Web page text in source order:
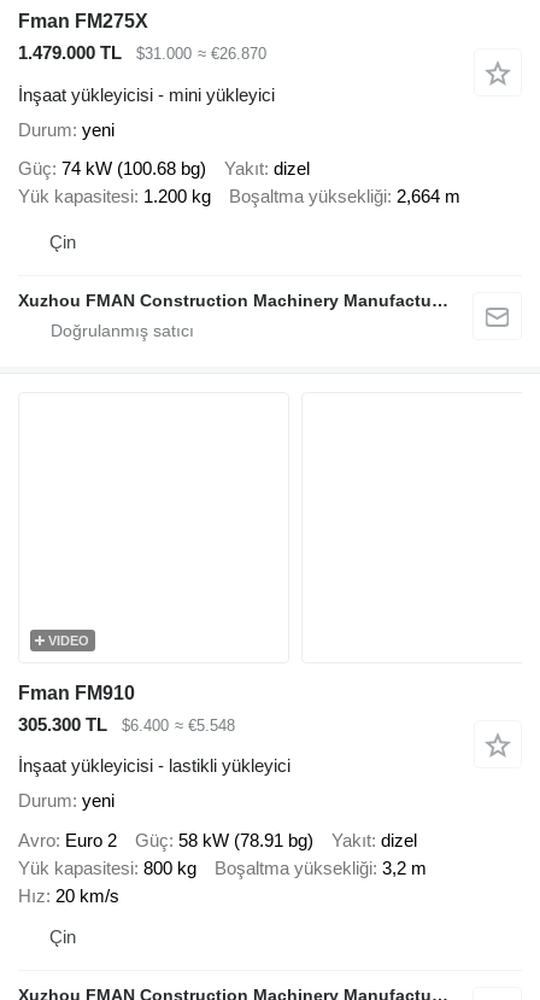
Fman FM275X
1.479.000 TL
$31.000 ≈ €26.870
İnşaat yükleyicisi - mini yükleyici
Durum yeni
Güç 74 kW (100.68 bg) Yakıt dizel
Yük kapasitesi 1.200 kg Boşaltma yüksekliği 2,664 m
Çin
Xuzhou FMAN Construction Machinery Manufacture Co., Ltd.
VIDEO
Fman FM910
305.300 TL
$6.400 ≈ €5.548
İnşaat yükleyicisi - lastikli yükleyici
Durum yeni
Avro Euro 2 Güç 58 kW (78.91 bg) Yakıt dizel
Yük kapasitesi 800 kg Boşaltma yüksekliği 3,2 m
Hız 20 km/s
Çin
Xuzhou FMAN Construction Machinery Manufacture Co., Ltd.